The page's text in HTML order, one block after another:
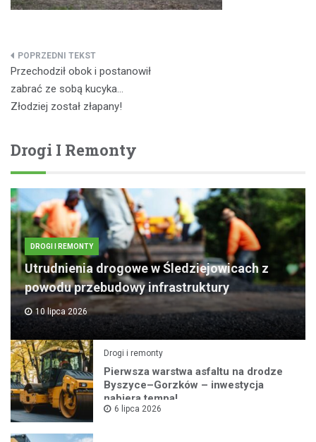
Nawigacja
wpisu
Przechodził obok i postanowił
zabrać ze sobą kucyka…
Złodziej został złapany!
Drogi I Remonty
DROGI I REMONTY
Utrudnienia drogowe w Śledziejowicach z
powodu przebudowy infrastruktury
10 lipca 2026
Drogi i remonty
Pierwsza warstwa asfaltu na drodze
Byszyce–Gorzków – inwestycja
nabiera tempa!
6 lipca 2026